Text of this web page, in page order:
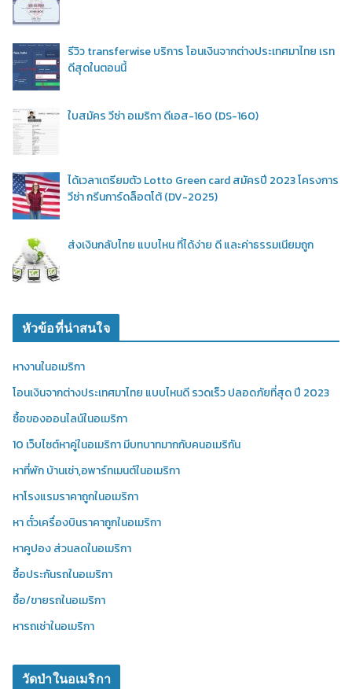
รีวิว transferwise บริการ โอนเงินจากต่างประเทศมาไทย เรท
ดีสุดในตอนนี้
ใบสมัคร วีซ่า อเมริกา ดีเอส-160 (DS-160)
ได้เวลาเตรียมตัว Lotto Green card สมัครปี 2023 โครงการ
วีซ่า กรีนการ์ดล็อตโต้ (DV-2025)
ส่งเงินกลับไทย แบบไหน ที่ได้ง่าย ดี และค่าธรรมเนียมถูก
หัวข้อที่น่าสนใจ
หางานในอเมริกา
โอนเงินจากต่างประเทศมาไทย แบบไหนดี รวดเร็ว ปลอดภัยที่สุด ปี 2023
ซื้อของออนไลน์ในอเมริกา
10 เว็บไซต์หาคู่ในอเมริกา มีบทบาทมากกับคนอเมริกัน
หาที่พัก บ้านเช่า,อพาร์ทเมนต์ในอเมริกา
หาโรงแรมราคาถูกในอเมริกา
หา ตั๋วเครื่องบินราคาถูกในอเมริกา
หาคูปอง ส่วนลดในอเมริกา
ซื้อประกันรถในอเมริกา
ซื้อ/ขายรถในอเมริกา
หารถเช่าในอเมริกา
วัดป่าในอเมริกา